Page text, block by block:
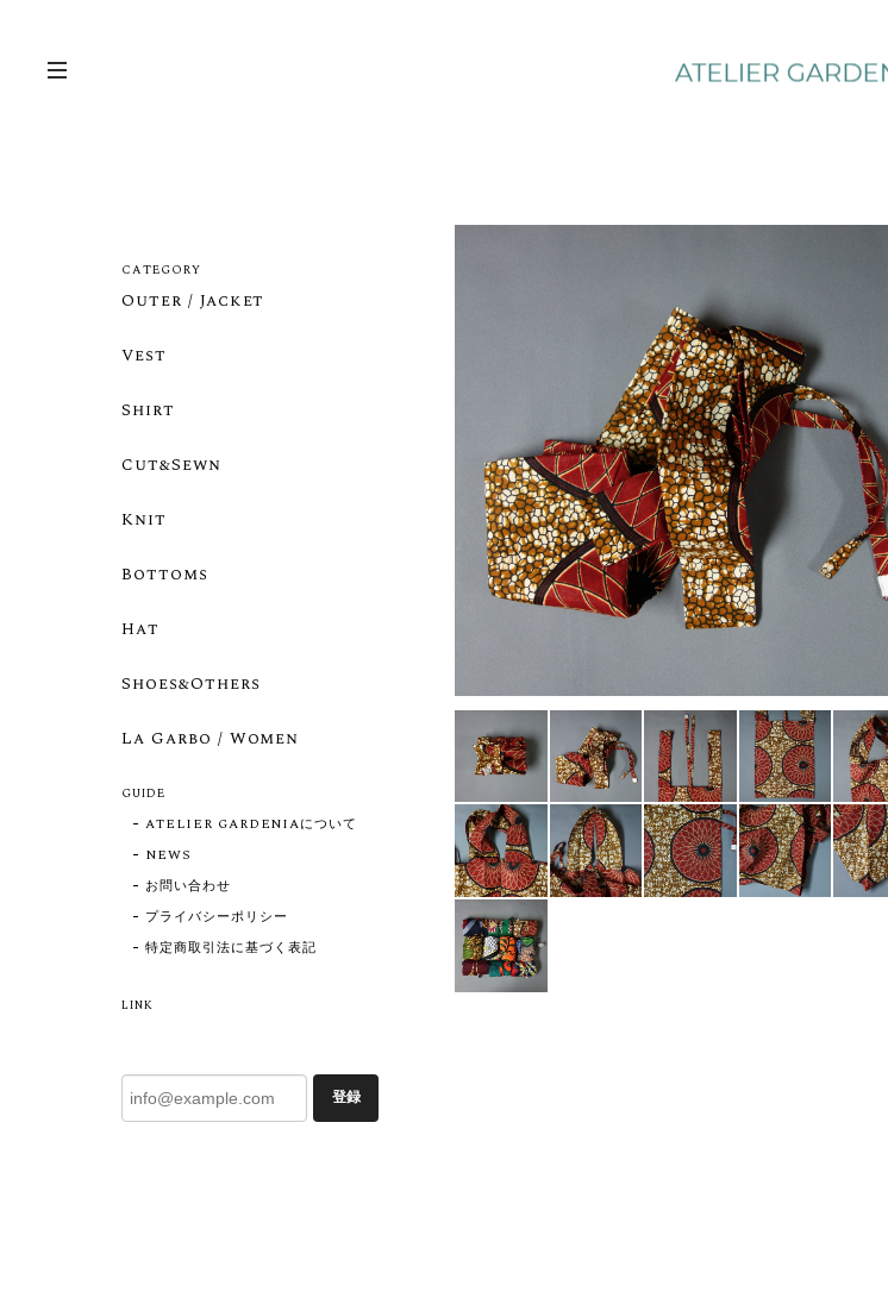
CATEGORY
Outer / Jacket
Vest
Shirt
Cut&Sewn
Knit
Bottoms
Hat
Shoes&Others
La Garbo / Women
GUIDE
ATELIER GARDENIAについて
NEWS
お問い合わせ
プライバシーポリシー
特定商取引法に基づく表記
LINK
登録